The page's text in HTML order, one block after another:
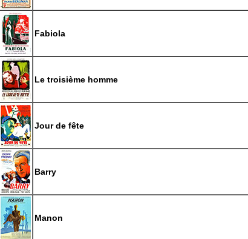
Fabiola
Le troisième homme
Jour de fête
Barry
Manon